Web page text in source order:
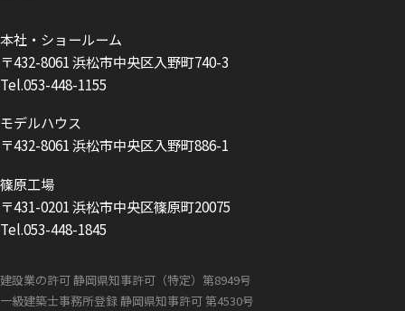
本社・ショールーム
〒432-8061 浜松市中央区入野町740-3
Tel.053-448-1155
モデルハウス
〒432-8061 浜松市中央区入野町886-1
篠原工場
〒431-0201 浜松市中央区篠原町20075
Tel.053-448-1845
建設業の許可 静岡県知事許可（特定）第8949号
一級建築士事務所登録 静岡県知事許可 第4530号